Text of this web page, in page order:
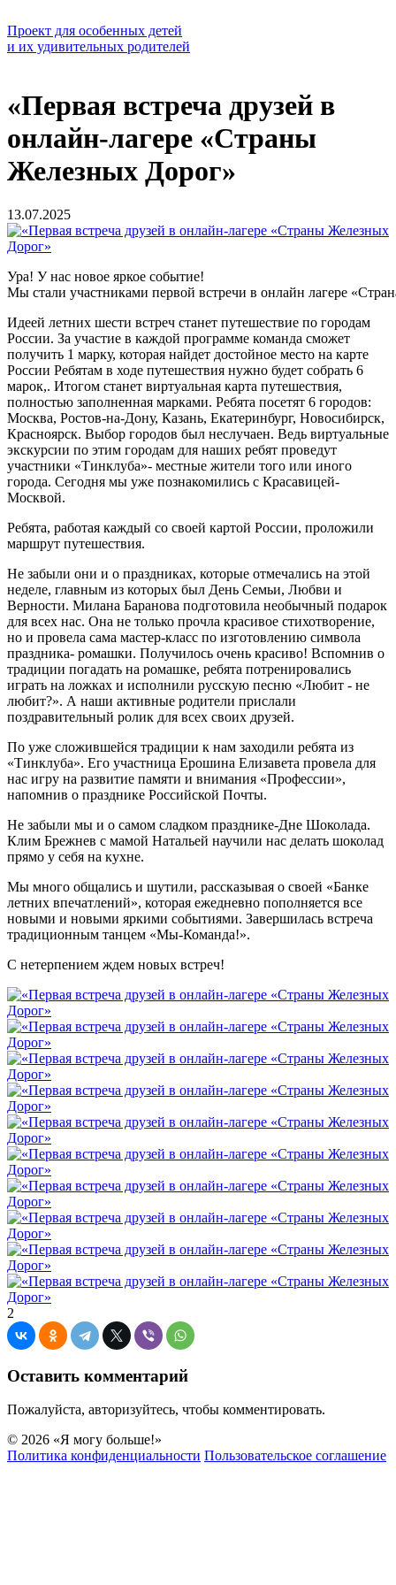
Проект для особенных детей
и их удивительных родителей
«Первая встреча друзей в
онлайн-лагере «Страны
Железных Дорог»
13.07.2025
Ура! У нас новое яркое событие!
Мы стали участниками первой встречи в онлайн лагере
Идеей летних шести встреч станет путешествие по городам
России. За участие в каждой программе команда сможет
получить 1 марку, которая найдет достойное место на карте
России Ребятам в ходе путешествия нужно будет собрать 6
марок,. Итогом станет виртуальная карта путешествия,
полностью заполненная марками. Ребята посетят 6 городов:
Москва, Ростов-на-Дону, Казань, Екатеринбург, Новосибирск,
Красноярск. Выбор городов был неслучаен. Ведь виртуальные
экскурсии по этим городам для наших ребят проведут
участники «Тинклуба»- местные жители того или иного
города. Сегодня мы уже познакомились с Красавицей-
Москвой.
Ребята, работая каждый со своей картой России, проложили
маршрут путешествия.
Не забыли они и о праздниках, которые отмечались на этой
неделе, главным из которых был День Семьи, Любви и
Верности. Милана Баранова подготовила необычный подарок
для всех нас. Она не только прочла красивое стихотворение,
но и провела сама мастер-класс по изготовлению символа
праздника- ромашки. Получилось очень красиво! Вспомнив о
традиции погадать на ромашке, ребята потренировались
играть на ложках и исполнили русскую песню «Любит - не
любит?». А наши активные родители прислали
поздравительный ролик для всех своих друзей.
По уже сложившейся традиции к нам заходили ребята из
«Тинклуба». Его участница Ерошина Елизавета провела для
нас игру на развитие памяти и внимания «Профессии»,
напомнив о празднике Российской Почты.
Не забыли мы и о самом сладком празднике-Дне Шоколада.
Клим Брежнев с мамой Натальей научили нас делать шоколад
прямо у себя на кухне.
Мы много общались и шутили, рассказывая о своей «Банке
летних впечатлений», которая ежедневно пополняется все
новыми и новыми яркими событиями. Завершилась встреча
традиционным танцем «Мы-Команда!».
С нетерпением ждем новых встреч!
2
Оставить комментарий
Пожалуйста, авторизуйтесь, чтобы комментировать.
© 2026 «Я могу больше!»
Политика конфиденциальности Пользовательское соглашение